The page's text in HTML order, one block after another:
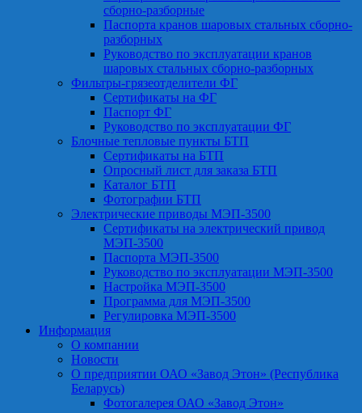
сборно-разборные
Паспорта кранов шаровых стальных сборно-
разборных
Руководство по эксплуатации кранов
шаровых стальных сборно-разборных
Фильтры-грязеотделители ФГ
Сертификаты на ФГ
Паспорт ФГ
Руководство по эксплуатации ФГ
Блочные тепловые пункты БТП
Сертификаты на БТП
Опросный лист для заказа БТП
Каталог БТП
Фотографии БТП
Электрические приводы МЭП-3500
Сертификаты на электрический привод
МЭП-3500
Паспорта МЭП-3500
Руководство по эксплуатации МЭП-3500
Настройка МЭП-3500
Программа для МЭП-3500
Регулировка МЭП-3500
Информация
О компании
Новости
О предприятии ОАО «Завод Этон» (Республика
Беларусь)
Фотогалерея ОАО «Завод Этон»